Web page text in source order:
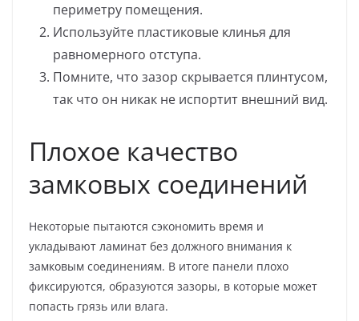
периметру помещения.
Используйте пластиковые клинья для
равномерного отступа.
Помните, что зазор скрывается плинтусом,
так что он никак не испортит внешний вид.
Плохое качество
замковых соединений
Некоторые пытаются сэкономить время и
укладывают ламинат без должного внимания к
замковым соединениям. В итоге панели плохо
фиксируются, образуются зазоры, в которые может
попасть грязь или влага.